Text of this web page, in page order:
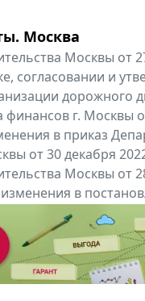
Москва
Москвы от
согласовании и
дорожного
финансов г. Москвы
в приказ
от 30 декабря
Москвы от
в
от 26 июля 2011 г. №